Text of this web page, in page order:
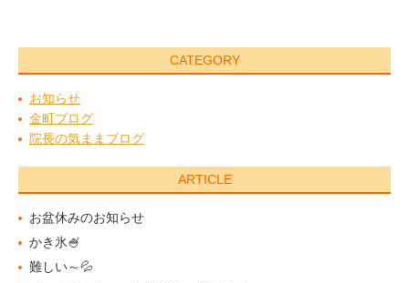
CATEGORY
お知らせ
金町ブログ
院長の気ままブログ
ARTICLE
お盆休みのお知らせ
かき氷🍧
難しい～💦